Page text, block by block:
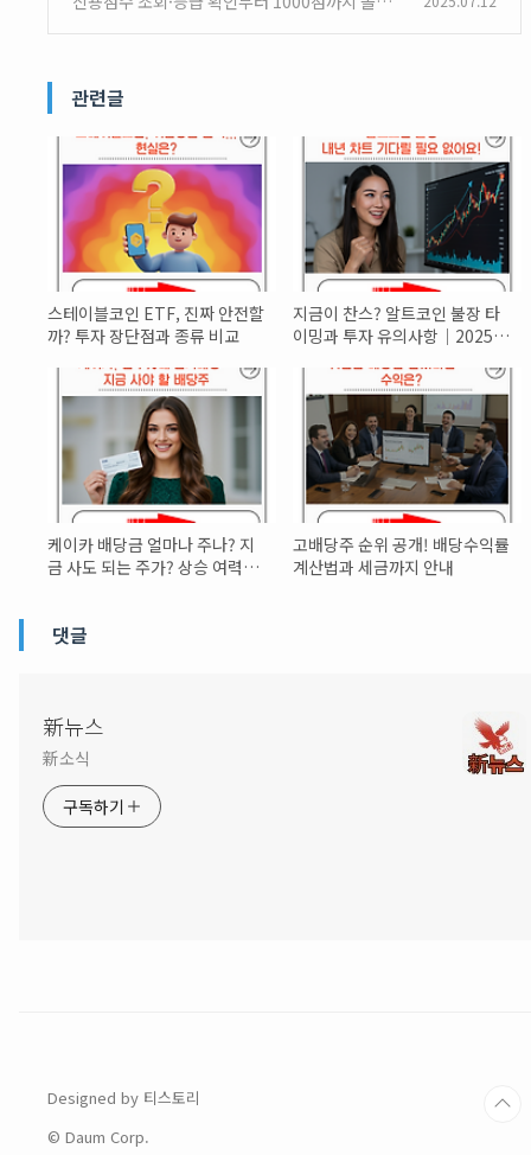
관련글
스테이블코인 ETF, 진짜 안전할
까? 투자 장단점과 종류 비교
지금이 찬스? 알트코인 불장 타
이밍과 투자 유의사항｜2025년
케이카 배당금 얼마나 주나? 지
금 사도 되는 주가? 상승 여력있
고배당주 순위 공개! 배당수익률
계산법과 세금까지 안내
댓글
新뉴스
新소식
구독하기
Designed by 티스토리
© Daum Corp.